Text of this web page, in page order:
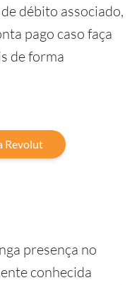
débito associado,
pago caso faça
de forma
Revolut
presença no
conhecida